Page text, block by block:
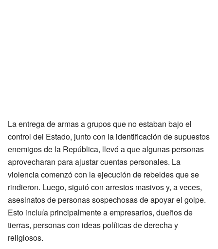
La entrega de armas a grupos que no estaban bajo el
control del Estado, junto con la identificación de supuestos
enemigos de la República, llevó a que algunas personas
aprovecharan para ajustar cuentas personales. La
violencia comenzó con la ejecución de rebeldes que se
rindieron. Luego, siguió con arrestos masivos y, a veces,
asesinatos de personas sospechosas de apoyar el golpe.
Esto incluía principalmente a empresarios, dueños de
tierras, personas con ideas políticas de derecha y
religiosos.